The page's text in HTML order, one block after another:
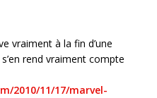
vraiment à la fin d’une
rend vraiment compte
2010/11/17/marvel-